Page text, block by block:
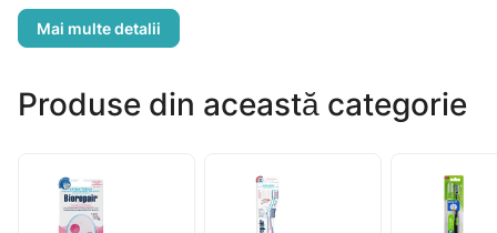
Produse din această categorie